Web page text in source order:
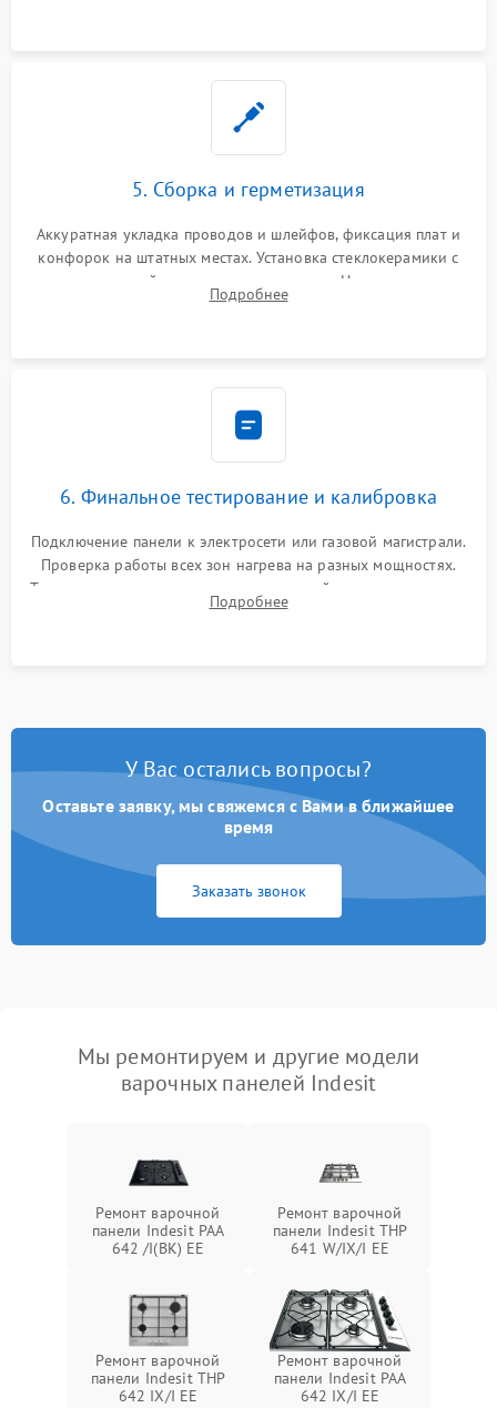
5. Сборка и герметизация
Аккуратная укладка проводов и шлейфов, фиксация плат и
конфорок на штатных местах. Установка стеклокерамики с
проверкой равномерности зазоров. Нанесение
термостойкого герметика или укладка уплотнительной
Подробнее
6. Финальное тестирование и калибровка
Подключение панели к электросети или газовой магистрали.
Проверка работы всех зон нагрева на разных мощностях.
Тестирование сенсорного управления, таймера, индикаторов
остаточного тепла и систем защиты от перегрева.
Подробнее
У Вас остались вопросы?
Оставьте заявку, мы свяжемся с Вами в ближайшее
время
Заказать звонок
Мы ремонтируем и другие модели
варочных панелей Indesit
Ремонт варочной
панели Indesit PAA
642 /I(BK) EE
Ремонт варочной
панели Indesit THP
641 W/IX/I EE
Ремонт варочной
панели Indesit THP
642 IX/I EE
Ремонт варочной
панели Indesit PAA
642 IX/I EE